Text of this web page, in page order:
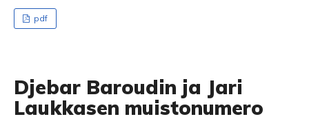
pdf
Djebar Baroudin ja Jari
Laukkasen muistonumero